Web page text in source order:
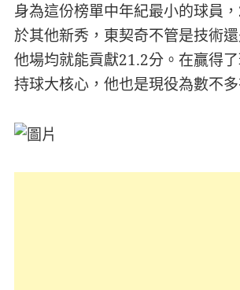
身為這份榜單中年紀最小的球員
於其他新秀，東契奇不管是技術
他場均就能貢獻21.2分。在贏得
持球大核心，他也是現役為數不